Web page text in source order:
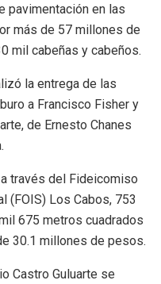
pavimentación en las
más de 57 millones de
mil cabeñas y cabeños.
la entrega de las
a Francisco Fisher y
de Ernesto Chanes
través del Fideicomiso
(FOIS) Los Cabos, 753
675 metros cuadrados
30.1 millones de pesos.
Castro Guluarte se